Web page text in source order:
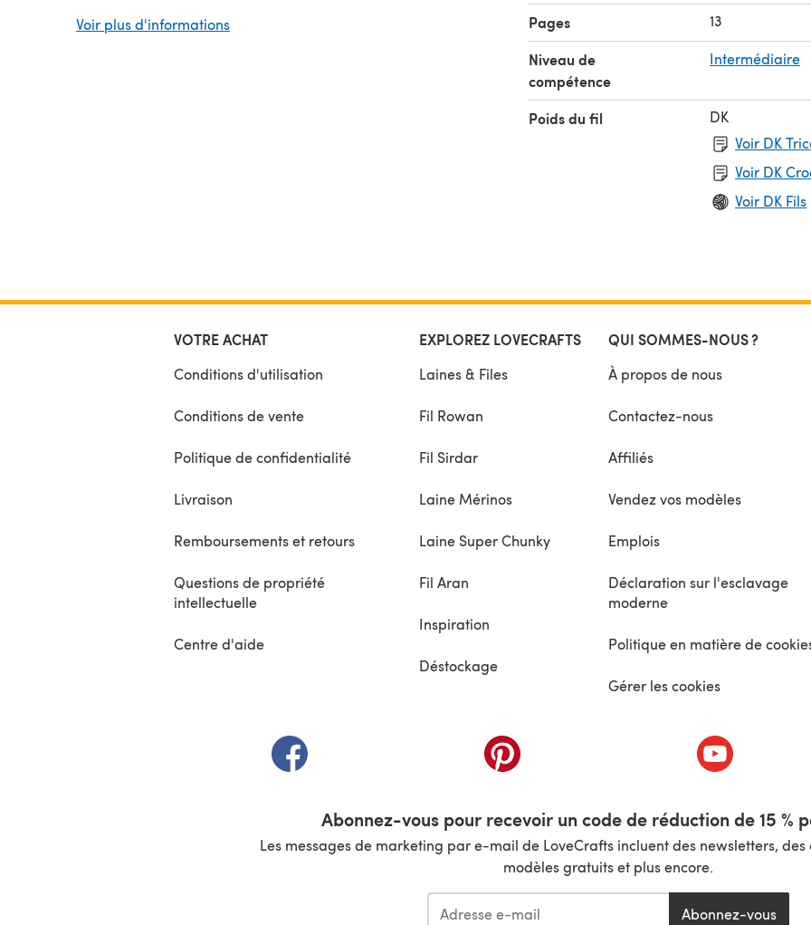
Voir plus d'informations Pages 13
Niveau de
compétence
Intermédiaire
Poids du fil
DK
Voir DK
Voir DK
Voir DK Fils
VOTRE ACHAT
Conditions d'utilisation
Conditions de vente
Politique de confidentialité
Livraison
Remboursements et retours
Questions de propriété
intellectuelle
Centre d'aide
EXPLOREZ LOVECRAFTS
Laines & Files
Fil Rowan
Fil Sirdar
Laine Mérinos
Laine Super Chunky
Fil Aran
Inspiration
Déstockage
QUI SOMMES-NOUS ?
À propos de nous
Contactez-nous
Affiliés
Vendez vos modèles
Emplois
Déclaration sur l'esclavage
moderne
Politique en matière de
Gérer les cookies
(s'ouvre dans un nouvel onglet) (s'ouvre dans un nouvel onglet) (s'ouvre dans
Abonnez-vous pour recevoir un code de réduction de 15 %
Les messages de marketing par e-mail de LoveCrafts incluent des newsletters,
modèles gratuits et plus encore.
Abonnez-vous